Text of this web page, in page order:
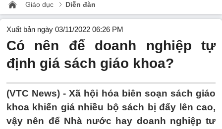
Giáo dục Diễn đàn
Xuất bản ngày 03/11/2022 06:26 PM
Có nên để doanh nghiệp tự
định giá sách giáo khoa?
(VTC News) -Xã hội hóa biên soạn sách giáo
khoa khiến giá nhiều bộ sách bị đẩy lên cao,
vậy nên để Nhà nước hay doanh nghiệp tư